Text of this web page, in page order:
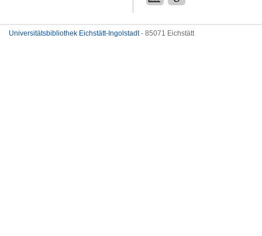
Universitätsbibliothek Eichstätt-Ingolstadt- 85071 Eichstätt